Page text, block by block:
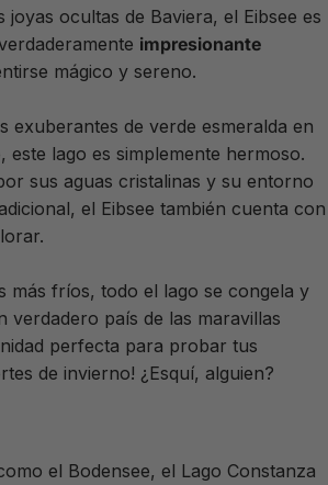
joyas ocultas de Baviera, el Eibsee es
impresionante
mágico y sereno.
exuberantes de verde esmeralda en
este lago es simplemente hermoso.
sus aguas cristalinas y su entorno
el Eibsee también cuenta con
más fríos, todo el lago se congela y
verdadero país de las maravillas
perfecta para probar tus
de invierno! ¿Esquí, alguien?
el Bodensee, el Lago Constanza